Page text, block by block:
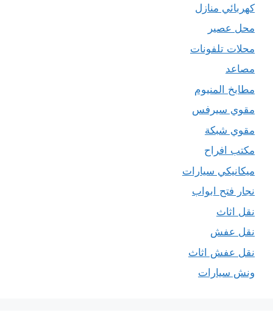
كهربائي منازل
محل عصير
محلات تلفونات
مصاعد
مطابخ المنيوم
مقوي سيرفس
مقوي شبكة
مكتب افراح
ميكانيكي سيارات
نجار فتح ابواب
نقل اثاث
نقل عفش
نقل عفش اثاث
ونش سيارات